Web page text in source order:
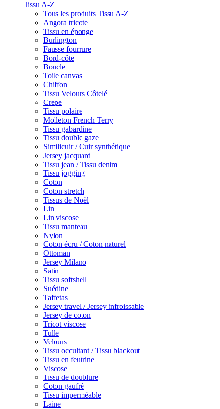
Tissu A-Z
Tous les produits Tissu A-Z
Angora tricote
Tissu en éponge
Burlington
Fausse fourrure
Bord-côte
Boucle
Toile canvas
Chiffon
Tissu Velours Côtelé
Crepe
Tissu polaire
Molleton French Terry
Tissu gabardine
Tissu double gaze
Similicuir / Cuir synthétique
Jersey jacquard
Tissu jean / Tissu denim
Tissu jogging
Coton
Coton stretch
Tissus de Noël
Lin
Lin viscose
Tissu manteau
Nylon
Coton écru / Coton naturel
Ottoman
Jersey Milano
Satin
Tissu softshell
Suédine
Taffetas
Jersey travel / Jersey infroissable
Jersey de coton
Tricot viscose
Tulle
Velours
Tissu occultant / Tissu blackout
Tissu en feutrine
Viscose
Tissu de doublure
Coton gaufré
Tissu imperméable
Laine